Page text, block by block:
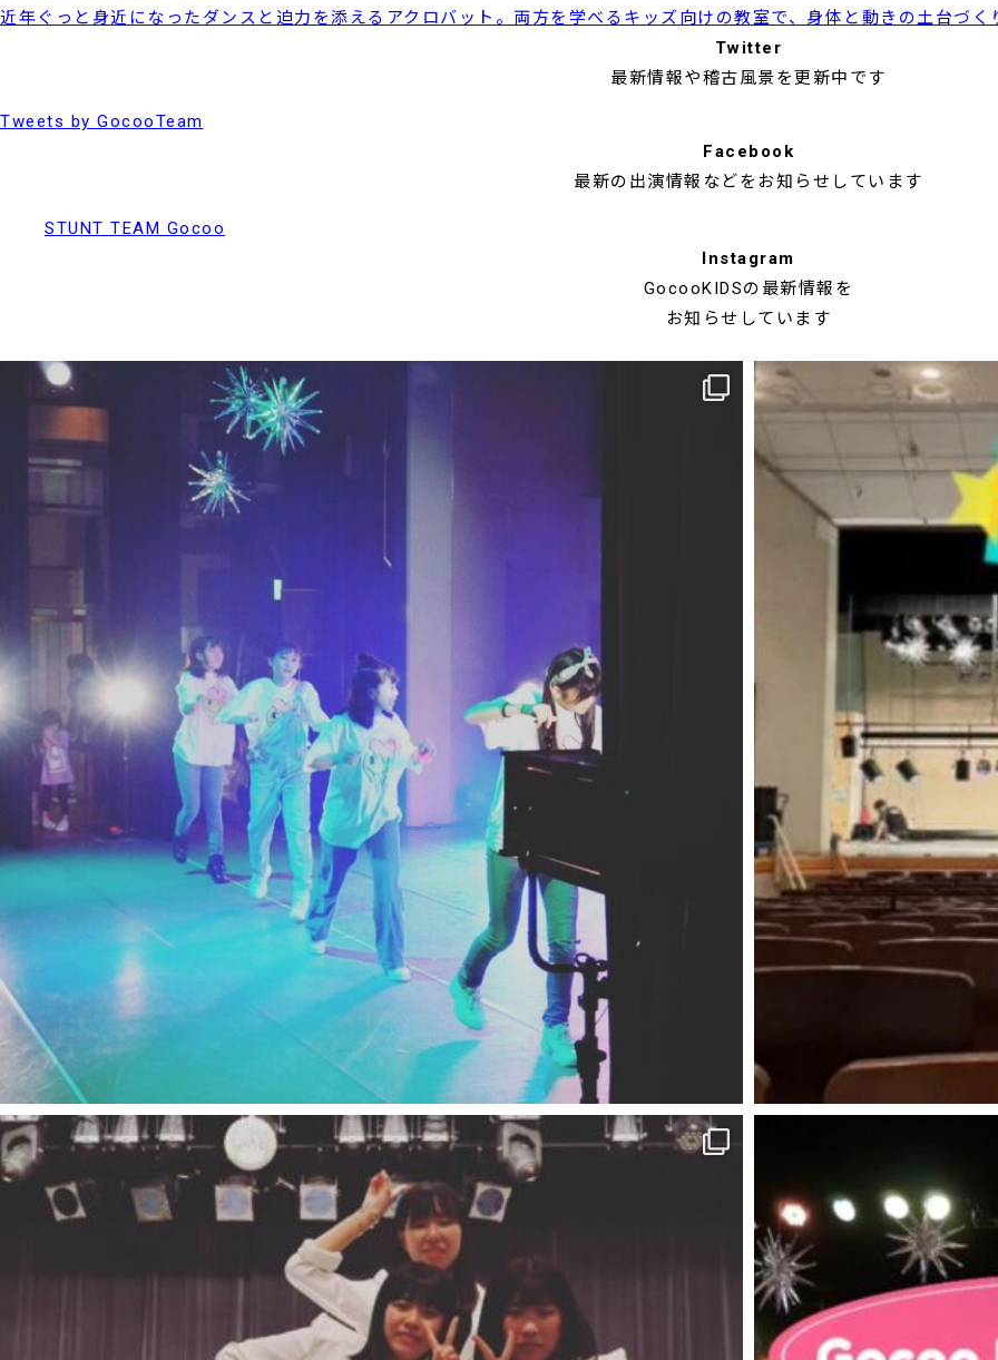
近年ぐっと身近になったダンスと迫力を添えるアクロバット。両方を学べるキッズ向けの教室で、身体と動きの土台づく
Twitter
最新情報や稽古風景を更新中です
Tweets by GocooTeam
Facebook
最新の出演情報などを お知らせしています
STUNT TEAM Gocoo
Instagram
GocooKIDSの最新情報を
お知らせしています